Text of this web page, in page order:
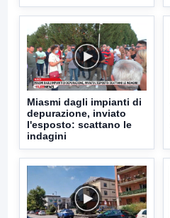
Miasmi dagli impianti di
depurazione, inviato
l'esposto: scattano le
indagini